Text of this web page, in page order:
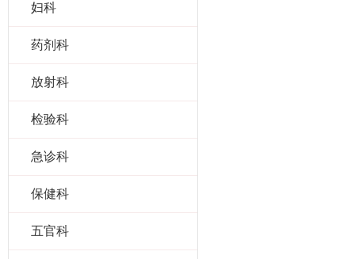
妇科
药剂科
放射科
检验科
急诊科
保健科
五官科